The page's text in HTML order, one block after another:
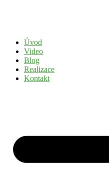
Úvod
Video
Blog
Realizace
Kontakt